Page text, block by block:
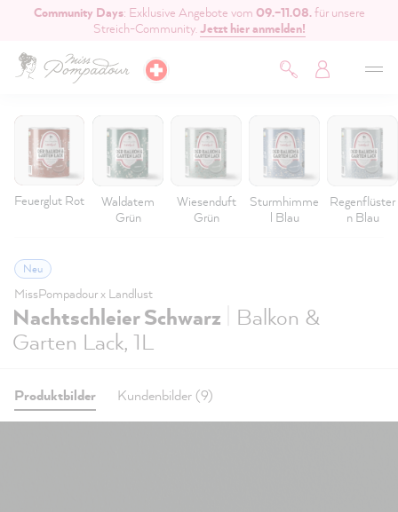
springen
Community Days: Exklusive Angebote vom 09.–11.08.für unsere
Streich-Community.Jetzt hier anmelden!
Feuerglut Rot
Waldatem
Grün
Wiesenduft
Grün
Sturmhimme
l Blau
Regenflüster
n Blau
Neu
MissPompadour x Landlust
Nachtschleier Schwarz Balkon &
Garten Lack, 1L
Produktbilder Kundenbilder (9)